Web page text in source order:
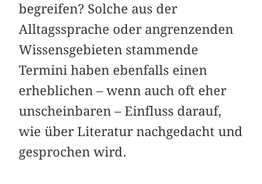
begreifen? Solche aus der
Alltagssprache oder angrenzenden
Wissensgebieten stammende
Termini haben ebenfalls einen
erheblichen – wenn auch oft eher
unscheinbaren – Einfluss darauf,
wie über Literatur nachgedacht und
gesprochen wird.